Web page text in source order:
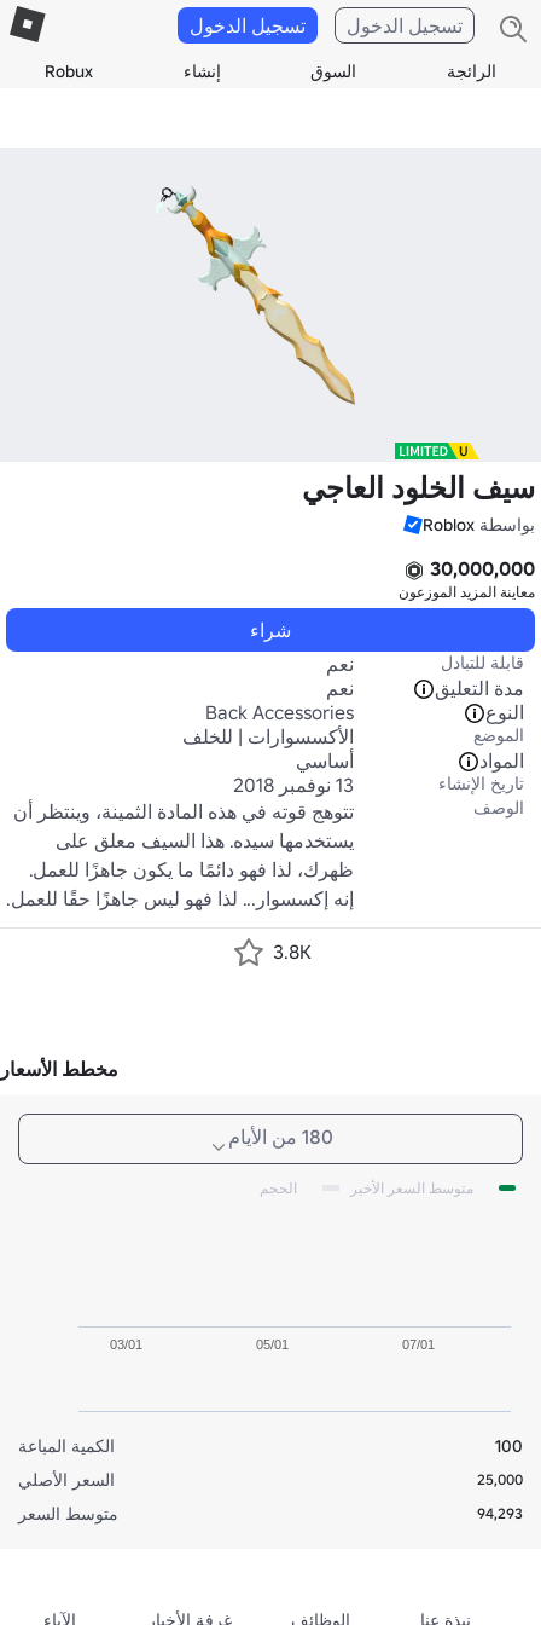
الرائجة السوق إنشاء Robux
تسجيل الدخول تسجيل الدخول
سيف الخلود العاجي
بواسطة Roblox
30,000,000
معاينة المزيد الموزعون
شراء
قابلة للتبادل
نعم
مدة التعليق
نعم
النوع
Back Accessories
الموضع
الأكسسوارات | للخلف
المواد
أساسي
تاريخ الإنشاء 13 نوفمبر 2018
الوصف
إنه إكسسوار... لذا فهو ليس جاهزًا حقًا للعمل.
3.8K
مخطط الأسعار
180 من الأيام
متوسط السعر الأخير الحجم
03/01 05/01 07/01
الكمية المباعة
100
السعر الأصلي
25,000
متوسط السعر 94,293
نبذة عنا الوظائف غرفة الأخبار الآباء